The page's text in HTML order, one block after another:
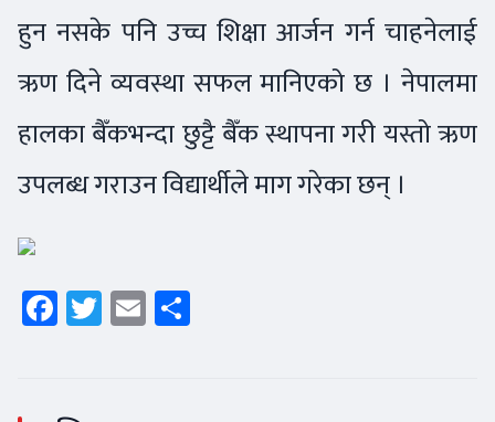
हुन नसके पनि उच्च शिक्षा आर्जन गर्न चाहनेलाई
ऋण दिने व्यवस्था सफल मानिएको छ । नेपालमा
हालका बैँकभन्दा छुट्टै बैँक स्थापना गरी यस्तो ऋण
उपलब्ध गराउन विद्यार्थीले माग गरेका छन् ।
Facebook
Twitter
Email